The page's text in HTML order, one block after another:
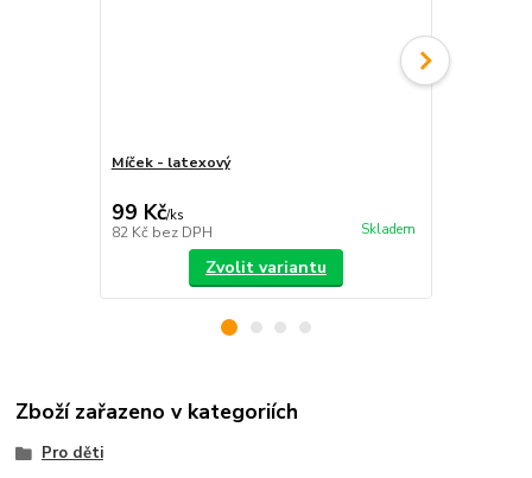
Míček - latexový
99 Kč/ks
82 Kč bez DPH Skladem
Zvolit variantu
Zboží zařazeno v kategoriích
Pro děti